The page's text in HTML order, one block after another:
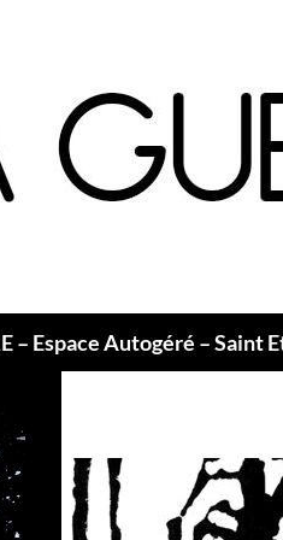
– Espace Autogéré – Saint